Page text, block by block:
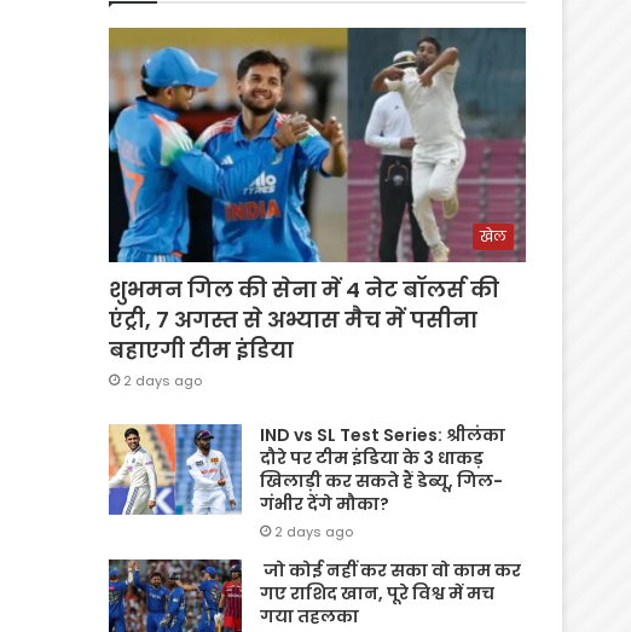
खेल
शुभमन गिल की सेना में 4 नेट बॉलर्स की
एंट्री, 7 अगस्त से अभ्यास मैच में पसीना
बहाएगी टीम इंडिया
2 days ago
IND vs SL Test Series: श्रीलंका
दौरे पर टीम इंडिया के 3 धाकड़
खिलाड़ी कर सकते हैं डेब्यू, गिल-
गंभीर देंगे मौका?
2 days ago
जो कोई नहीं कर सका वो काम कर
गए राशिद खान, पूरे विश्व में मच
गया तहलका